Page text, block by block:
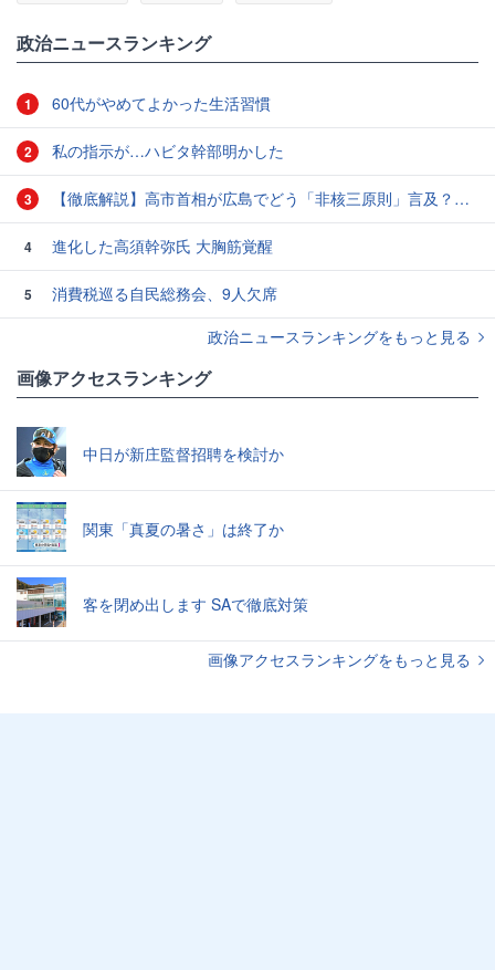
政治ニュースランキング
1 60代がやめてよかった生活習慣
2 私の指示が…ハビタ幹部明かした
3 【徹底解説】高市首相が広島でどう「非核三原則」言及？現状にとどめ将来は明言せず 著書では「邪魔になる」と主張
4 進化した高須幹弥氏 大胸筋覚醒
5
消費税巡る自民総務会、9人欠席
政治ニュースランキングをもっと見る
画像アクセスランキング
中日が新庄監督招聘を検討か
関東「真夏の暑さ」は終了か
客を閉め出します SAで徹底対策
画像アクセスランキングをもっと見る